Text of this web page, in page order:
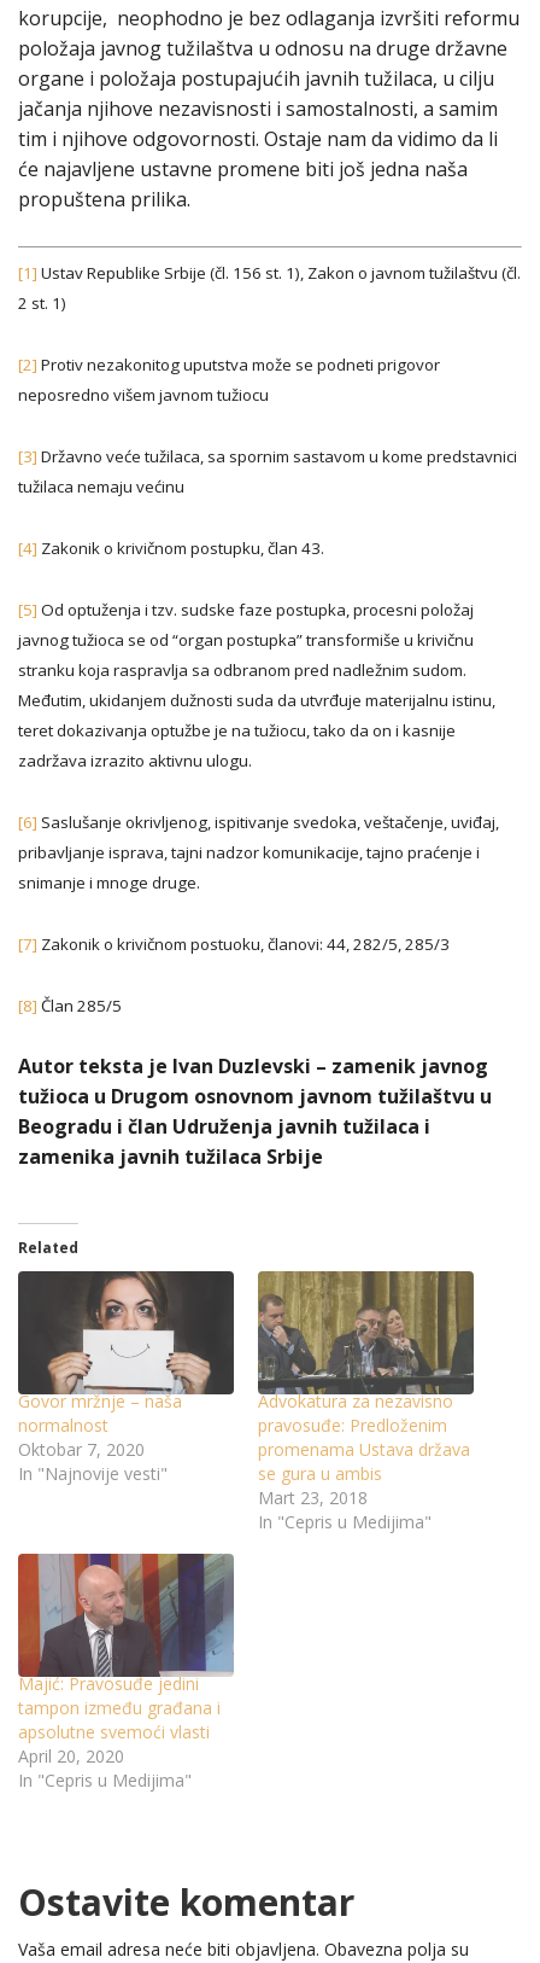
korupcije, neophodno je bez odlaganja izvršiti reformu
položaja javnog tužilaštva u odnosu na druge državne
organe i položaja postupajućih javnih tužilaca, u cilju
jačanja njihove nezavisnosti i samostalnosti, a samim
tim i njihove odgovornosti. Ostaje nam da vidimo da li
će najavljene ustavne promene biti još jedna naša
propuštena prilika.
[1] Ustav Republike Srbije (čl. 156 st. 1), Zakon o javnom tužilaštvu (čl.
2 st. 1)
[2] Protiv nezakonitog uputstva može se podneti prigovor
neposredno višem javnom tužiocu
[3] Državno veće tužilaca, sa spornim sastavom u kome predstavnici
tužilaca nemaju većinu
[4] Zakonik o krivičnom postupku, član 43.
[5] Od optuženja i tzv. sudske faze postupka, procesni položaj
javnog tužioca se od “organ postupka” transformiše u krivičnu
stranku koja raspravlja sa odbranom pred nadležnim sudom.
Međutim, ukidanjem dužnosti suda da utvrđuje materijalnu istinu,
teret dokazivanja optužbe je na tužiocu, tako da on i kasnije
zadržava izrazito aktivnu ulogu.
[6] Saslušanje okrivljenog, ispitivanje svedoka, veštačenje, uviđaj,
pribavljanje isprava, tajni nadzor komunikacije, tajno praćenje i
snimanje i mnoge druge.
[7] Zakonik o krivičnom postuoku, članovi: 44, 282/5, 285/3
[8] Član 285/5
Autor teksta je Ivan Duzlevski – zamenik javnog
tužioca u Drugom osnovnom javnom tužilaštvu u
Beogradu i član Udruženja javnih tužilaca i
zamenika javnih tužilaca Srbije
Related
Govor mržnje – naša
normalnost
Oktobar 7, 2020
In "Najnovije vesti"
Advokatura za nezavisno
pravosuđe: Predloženim
promenama Ustava država
se gura u ambis
Mart 23, 2018
In "Cepris u Medijima"
Majić: Pravosuđe jedini
tampon između građana i
apsolutne svemoći vlasti
April 20, 2020
In "Cepris u Medijima"
Ostavite komentar
Vaša email adresa neće biti objavljena. Obavezna polja su